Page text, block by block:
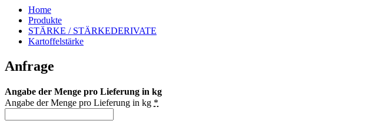
Home
Produkte
STÄRKE / STÄRKEDERIVATE
Kartoffelstärke
Anfrage
Angabe der Menge pro Lieferung in kg
Angabe der Menge pro Lieferung in kg *